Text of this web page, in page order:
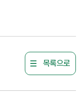
목록으로